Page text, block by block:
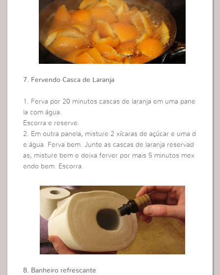
7. Fervendo Casca de Laranja
1. Ferva por 20 minutos cascas de laranja em uma pane
la com água.
Escorra e reserve.
2. Em outra panela, misture 2 xícaras de açúcar e uma d
e água. Ferva bem. Junte as cascas de laranja reservad
as, misture bem e deixa ferver por mais 5 minutos mex
endo bem. Escorra.
8. Banheiro refrescante